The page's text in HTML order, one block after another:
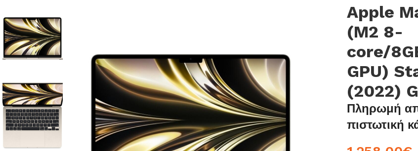
Apple
(M2 8-
core/
GPU)
(2022)
Πληρωμή
πιστωτική